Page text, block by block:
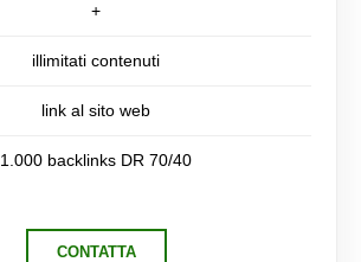
+
illimitati contenuti
link al sito web
1.000 backlinks DR 70/40
CONTATTA